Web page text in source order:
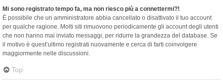
Mi sono registrato tempo fa, ma non riesco più a connettermi?!
È possibile che un amministratore abbia cancellato o disattivato il tuo account
per qualche ragione. Molti siti rimuovono periodicamente gli account degli utenti
che non hanno mai inviato messaggi, per ridurre la grandezza del database. Se
il motivo è quest’ultimo registrati nuovamente e cerca di farti coinvolgere
maggiormente nelle discussioni.
Top